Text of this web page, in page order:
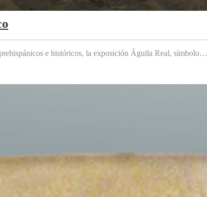
e históricos, la exposición Águila Real, símbolo…